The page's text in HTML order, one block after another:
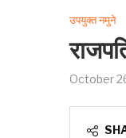
उपयुक्त नमुने
October